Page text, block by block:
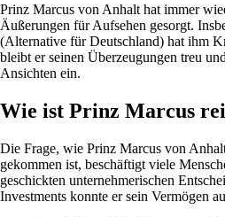
Prinz Marcus von Anhalt hat immer
Äußerungen für Aufsehen gesorgt.
(Alternative für Deutschland) hat ihm
bleibt er seinen Überzeugungen treu
Ansichten ein.
Wie ist Prinz Marcus
Die Frage, wie Prinz Marcus von
gekommen ist, beschäftigt viele
geschickten unternehmerischen
Investments konnte er sein Vermögen